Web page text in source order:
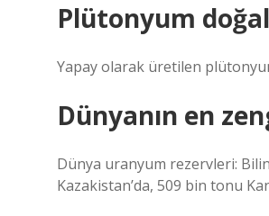
Plütonyum doğal
Yapay olarak üretilen
Dünyanın en
Dünya uranyum rezervleri:
Kazakistan’da, 509 bin tonu